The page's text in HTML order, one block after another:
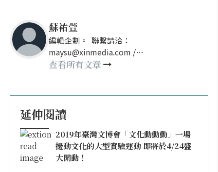
蘇祐萱
編輯企劃。 聯繫請洽：
maysu@xinmedia.com /
may860527@gmail.com
查看所有文章
延伸閱讀
2019年臺灣文博會「文化動動動」一場
擾動文化的大型實驗運動 即將於4/24盛
大開動！